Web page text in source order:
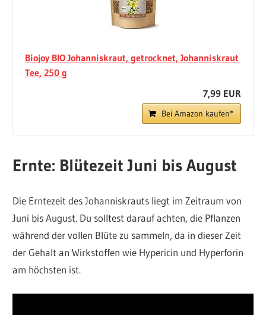
Biojoy BIO Johanniskraut, getrocknet, Johanniskraut
Tee, 250 g
7,99 EUR
Bei Amazon kaufen*
Ernte: Blütezeit Juni bis August
Die Erntezeit des Johanniskrauts liegt im Zeitraum von
Juni bis August. Du solltest darauf achten, die Pflanzen
während der vollen Blüte zu sammeln, da in dieser Zeit
der Gehalt an Wirkstoffen wie Hypericin und Hyperforin
am höchsten ist.